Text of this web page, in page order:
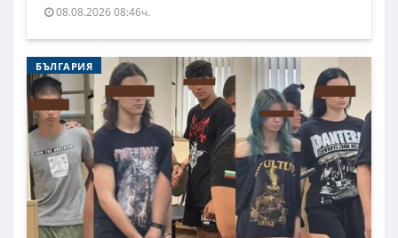
08.08.2026 08:46ч.
БЪЛГАРИЯ